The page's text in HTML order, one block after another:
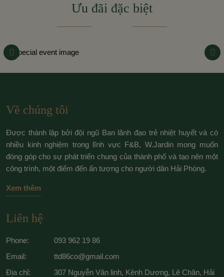
Ưu đãi đặc biệt
Về chúng tôi
Được thành lập bởi đội ngũ Ban lãnh đạo trẻ nhiệt huyết và có
nhiều kinh nghiệm trong lĩnh vực F&B, W.Jardin mong muốn
đóng góp cho sự phát triển chung của thành phố và tạo nên một
công trình, một điểm đến ấn tượng cho người dân Hải Phòng.
Xem thêm
Liên hệ
Phone:
093 962 19 86
Email:
ttd86co@gmail.com
Địa chỉ:
307 Nguyễn Văn linh, Kênh Dương, Lê Chân, Hải